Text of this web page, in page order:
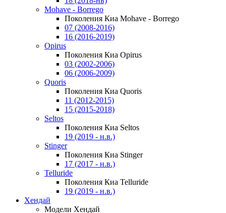
Mohave - Borrego
Поколения Киа Mohave - Borrego
07 (2008-2016)
16 (2016-2019)
Opirus
Поколения Киа Opirus
03 (2002-2006)
06 (2006-2009)
Quoris
Поколения Киа Quoris
11 (2012-2015)
15 (2015-2018)
Seltos
Поколения Киа Seltos
19 (2019 - н.в.)
Stinger
Поколения Киа Stinger
17 (2017 - н.в.)
Telluride
Поколения Киа Telluride
19 (2019 - н.в.)
Хендай
Модели Хендай